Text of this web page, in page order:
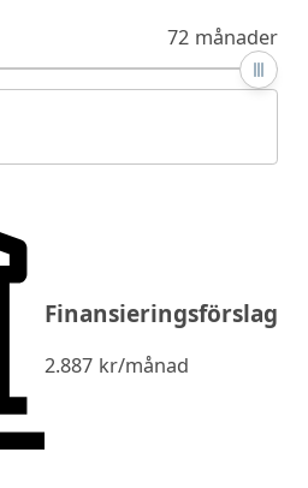
72 månader
Finansieringsförslag
2.887 kr/månad